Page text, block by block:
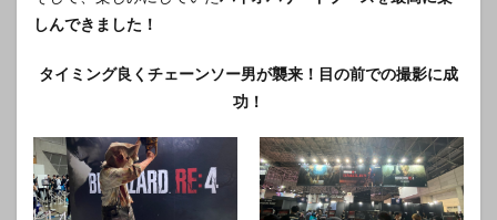
しんできました！
タイミング良くチェーンソー男が襲来！目の前での撮影に成
功！